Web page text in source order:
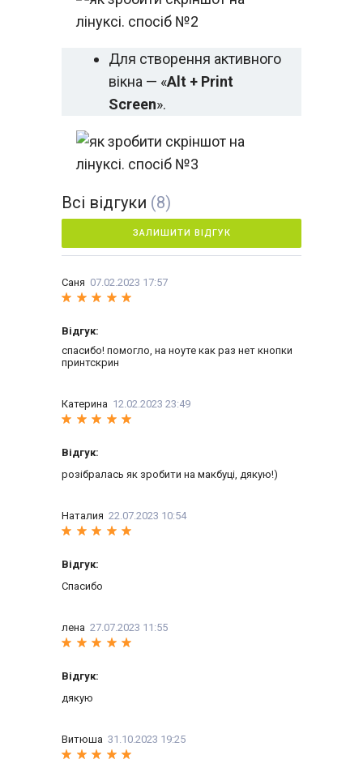
Для створення активного
вікна — «Alt + Print
Screen».
Всі відгуки (8)
ЗАЛИШИТИ ВІДГУК
Саня 07.02.2023 17:57
Відгук:
спасибо! помогло, на ноуте как раз нет кнопки
принтскрин
Катерина 12.02.2023 23:49
Відгук:
розібралась як зробити на макбуці, дякую!)
Наталия 22.07.2023 10:54
Відгук:
Спасибо
лена 27.07.2023 11:55
Відгук:
дякую
Витюша 31.10.2023 19:25